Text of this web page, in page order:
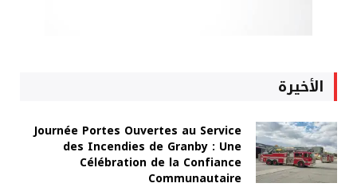
الأخيرة
Journée Portes Ouvertes au Service
des Incendies de Granby : Une
Célébration de la Confiance
Communautaire